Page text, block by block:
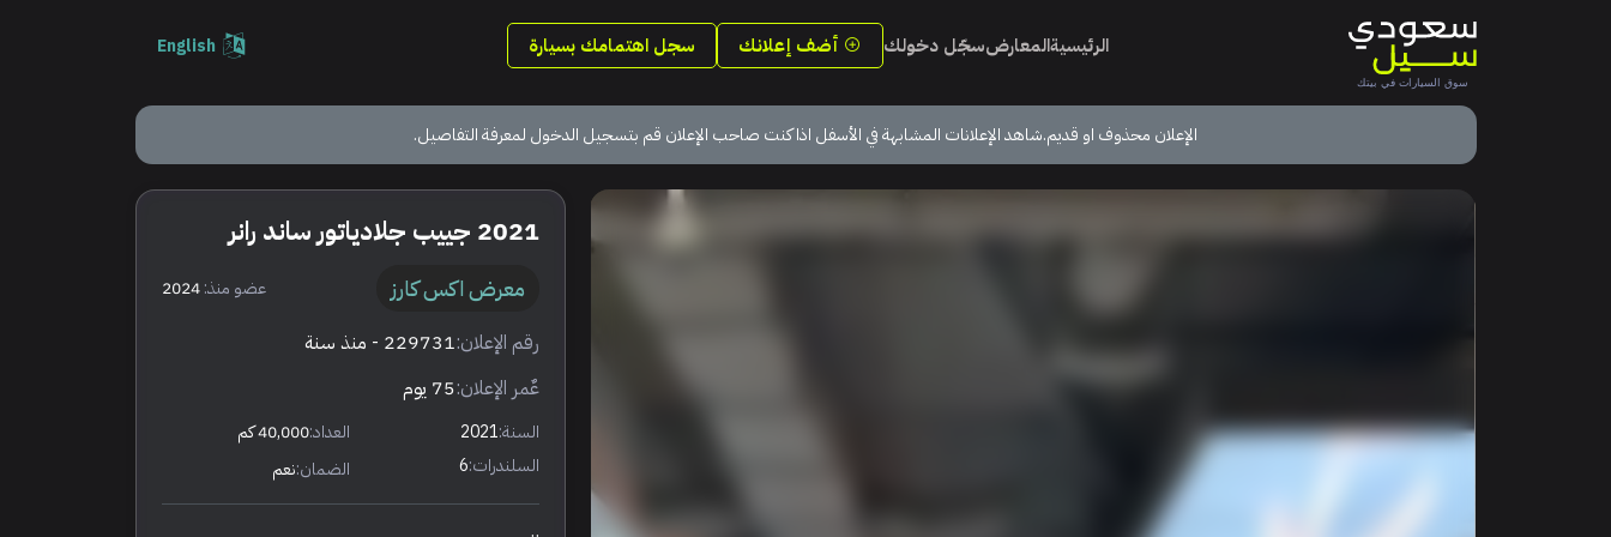
الرئيسيةالمعارضسجّل دخولك أضف إعلانك سجل اهتمامك بسيارة English
الإعلان محذوف او قديم.شاهد الإعلانات المشابهة في الأسفل اذا كنت صاحب الإعلان قم بتسجيل الدخول لمعرفة التفاصيل.
2021 جييب جلادياتور ساند رانر
معرض اكس كارز عضو منذ:2024
رقم الإعلان:229731 - منذ سنة
عٌمر الإعلان:75 يوم
السنة:2021 العداد:40,000 كم
السلندرات:6 الضمان:نعم